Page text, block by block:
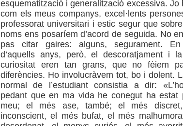
esquematització i generalització excessiva. Jo
com els meus companys, excel·lents
professorat universitari i estic segur que
noms ens posaríem d’acord de seguida. No
pas citar gaires: alguns, segurament.
d’aquells anys, però, el descoratjament i
curiositat eren tan grans, que no fèiem
diferències. Ho involucràvem tot, bo i dolent.
normal de l’estudiant consistia a dir:
pedant que en ma vida he conegut ha estat
meu; el més ase, també; el més
inconscient, el més bufat, el més